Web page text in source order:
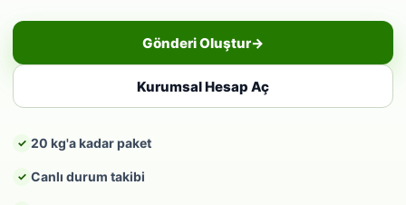
Gönderi Oluştur→
Kurumsal Hesap Aç
✓ 20 kg'a kadar paket
✓ Canlı durum takibi